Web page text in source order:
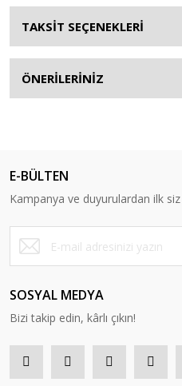
TAKSİT SEÇENEKLERİ
ÖNERİLERİNİZ
E-BÜLTEN
Kampanya ve duyurulardan ilk
SOSYAL MEDYA
Bizi takip edin, kârlı çıkın!